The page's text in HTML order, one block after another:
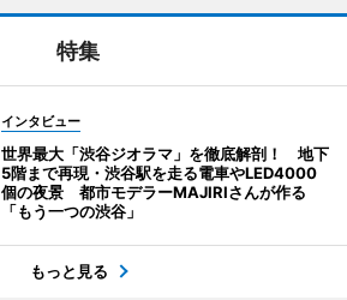
特集
インタビュー
世界最大「渋谷ジオラマ」を徹底解剖！ 地下
5階まで再現・渋谷駅を走る電車やLED4000
個の夜景 都市モデラーMAJIRIさんが作る
「もう一つの渋谷」
もっと見る